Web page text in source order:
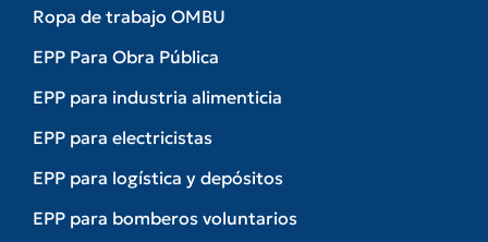
Ropa de trabajo OMBU
EPP Para Obra Pública
EPP para industria alimenticia
EPP para electricistas
EPP para logística y depósitos
EPP para bomberos voluntarios